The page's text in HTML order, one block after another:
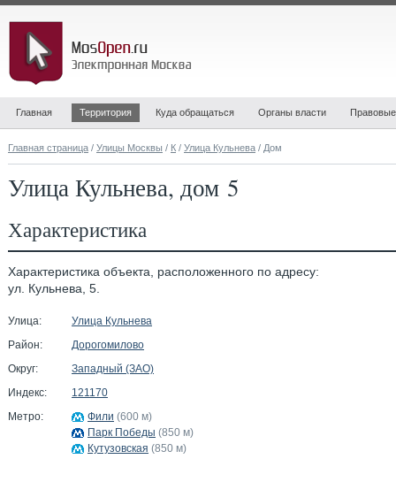
Главная Территория Куда обращаться Органы власти
Главная страница / Улицы Москвы / К / Улица Кульнева / Дом
Улица Кульнева, дом 5
Характеристика
Характеристика объекта, расположенного по адресу:
ул. Кульнева, 5.
Улица:
Улица Кульнева
Район:
Дорогомилово
Округ:
Западный (ЗАО)
Индекс:
121170
Метро:
Фили (600 м)
Парк Победы (850 м)
Кутузовская (850 м)